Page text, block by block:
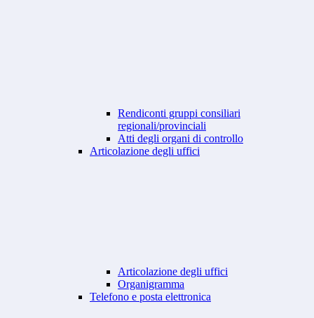
Rendiconti gruppi consiliari
regionali/provinciali
Atti degli organi di controllo
Articolazione degli uffici
Articolazione degli uffici
Organigramma
Telefono e posta elettronica